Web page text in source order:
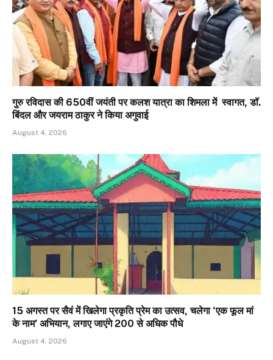
गुरु रविदास की 650वीं जयंती पर कलश यात्रा का शिमला में स्वागत, डॉ.
बिंदल और जयराम ठाकुर ने किया अगुवाई
August 4, 2026
15 अगस्त पर सैवं में खिलेगा प्रकृति प्रेम का उत्सव, चलेगा ‘एक फूल मां
के नाम’ अभियान, लगाए जाएंगे 200 से अधिक पौधे
August 4, 2026